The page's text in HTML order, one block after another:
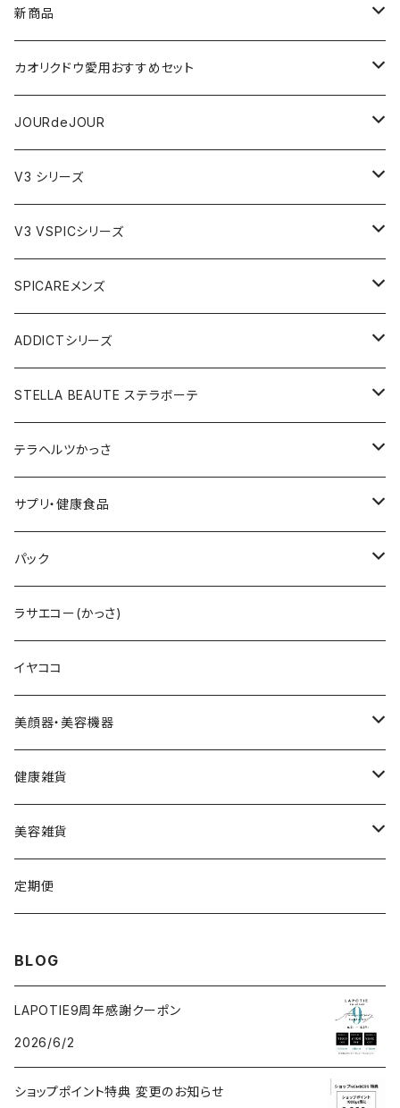
新商品
VSPIC R
テラヘルツかっさデュアルカーブ
ビューティフェイススティック・リン
VSPIC C グロウミスト
VSPICサンセラム
レーザー&EMSリフトブラシPRO2.0
V3 Ｖスピック ブライトデリバリーC
V3 ＶスピックCマスク
V3インテリジェントファンデーション
スリムレイビタマインリポソームC
LIPADDICTヌードエスプレッソ
カオリクドウ愛用おすすめセット
JOURdeJOURセット
JOURdeJOUR＆テラヘルツかっさセット
JOURdeJOUR＆美顔器セット
紫外線対策セット
V3ベースメイクセット
紫外線対策&抗酸化サプリ
JOURdeJOUR
メディテーションゲル32
VEGANクレンジング
JOURdeJOURセット
メディテーションゲル2本セット
メディテーションゲル&クレンジングセット
リップアディクトセット
V3 シリーズ
ルカドクリーム
V3エキサイティングファンデーション
レフィル
V3シャイニングファンデーション
レフィル
V3ブリリアントファンデーション
レフィル
V3インテリジェントファンデーション
レフィル
V3プライマー
VMファンデーション
セットアップパウダー
シャイニー
スムース
V3コンシーラー
HARIデイリークリーム
VSPICサンセラム
VSPIC C グロウミスト
VSRICビタミンC美容液
v3セットアップブラシ
V3 VSPICシリーズ
Cサンセラム
VC美容液
Ｃグロウミスト
ブライトデリバリーC
Cマスク
Cトナー
Cエマルジョン
Cクレンザー
Cクリーム
Cクレイパック
基本4種セット
SPICAREメンズ
スターターセット
VMファンデーション
メンズクレンザー
メンズ化粧水
メンズオールインワンセラム
ADDICTシリーズ
ラッシュアディクト
ラッシュトランスカラ
まつ毛美容液
リップアディクト
ヘアーアディクト
STELLA BEAUTE ステラボーテ
ビューティフェイススティックRIN
ビューティフェイススティック2.0
レーザー＆EMSリフトブラシPRO2.0
テラヘルツかっさ
雫型
円盤
デュアルカーブ
羽根型
ウェーブ型
ロング
スティック
サプリ・健康食品
V3ブライトデリバリーC
ホワイトパンドラ
チューっとカット
カッティー
バーニー
ビタマイン
パック
V3HARIセラム
ヴィディアル・ニードリッチ
ラサエコー(かっさ)
イヤココ
美顔器・美容機器
ビューティフェイススティック・リン
レーザー&EMSリフトブラシPRO2.0
ビューティフェイススティック2.0
ヘッドスパ
健康雑貨
ストーンホットパット
美容雑貨
モコモコがま口
定期便
BLOG
LAPOTIE9周年感謝クーポン
2026/6/2
ショップポイント特典 変更のお知らせ